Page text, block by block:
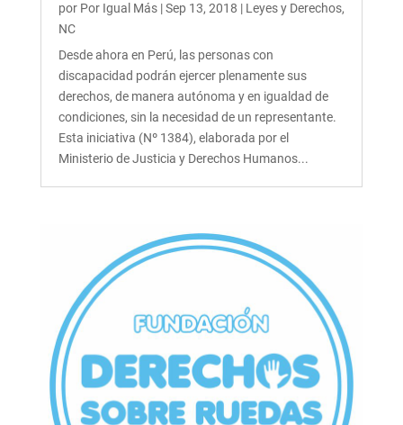
por Por Igual Más|Sep 13, 2018 | Leyes y Derechos,
NC
Desde ahora en Perú, las personas con
discapacidad podrán ejercer plenamente sus
derechos, de manera autónoma y en igualdad de
condiciones, sin la necesidad de un representante.
Esta iniciativa (Nº 1384), elaborada por el
Ministerio de Justicia y Derechos Humanos...